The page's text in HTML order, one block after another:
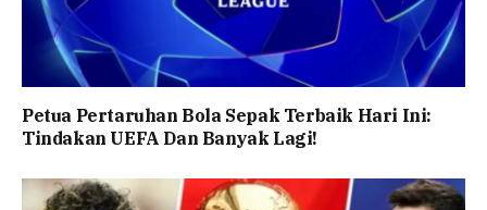
Petua Pertaruhan Bola Sepak Terbaik Hari Ini:
Tindakan UEFA Dan Banyak Lagi!